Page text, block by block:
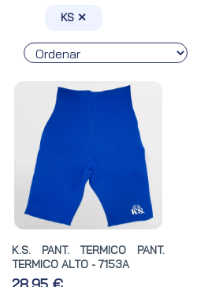
KS ✕
K.S. PANT. TERMICO PANT.
TERMICO ALTO - 7153A